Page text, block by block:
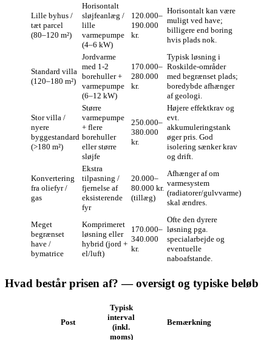
Lille byhus /
tæt parcel
(80–120 m²)
Horisontalt
sløjfeanlæg /
lille
varmepumpe
(4–6 kW)
120.000–
190.000
kr.
Horisontalt kan være
muligt ved have;
billigere end boring
hvis plads nok.
Standard villa
(120–180 m²)
Jordvarme
med 1‑2
borehuller +
varmepumpe
(6–12 kW)
170.000–
280.000
kr.
Typisk løsning i
Roskilde‑områder
med begrænset plads;
boredybde afhænger
af geologi.
Stor villa /
nyere
byggestandard
(>180 m²)
Større
varmepumpe
+ flere
borehuller
eller større
sløjfe
250.000–
380.000
kr.
Højere effektkrav og
evt.
akkumuleringstank
øger pris. God
isolering sænker krav
og drift.
Konvertering
fra oliefyr /
gas
Ekstra
tilpasning /
fjernelse af
eksisterende
fyr
20.000–
80.000 kr.
(tillæg)
Afhænger af om
varmesystem
(radiatorer/gulvvarme)
skal ændres.
Meget
begrænset
have /
bymatrice
Komprimeret
løsning eller
hybrid (jord +
el/luft)
170.000–
340.000
kr.
Ofte den dyrere
løsning pga.
specialarbejde og
eventuelle
naboafstande.
Hvad består prisen af? — oversigt og typiske beløb
Post
Typisk
interval
(inkl.
moms)
Bemærkning